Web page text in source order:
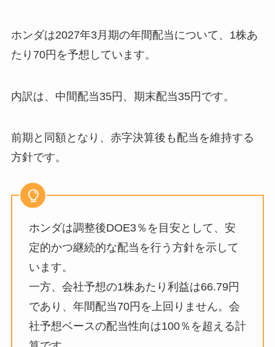
ホンダは2027年3月期の年間配当について、1株あ
たり70円を予想しています。
内訳は、中間配当35円、期末配当35円です。
前期と同額となり、赤字決算後も配当を維持する
方針です。
ホンダは調整後DOE3％を目安として、安
定的かつ継続的な配当を行う方針を示して
います。
一方、会社予想の1株あたり利益は66.79円
であり、年間配当70円を上回りません。会
社予想ベースの配当性向は100％を超える計